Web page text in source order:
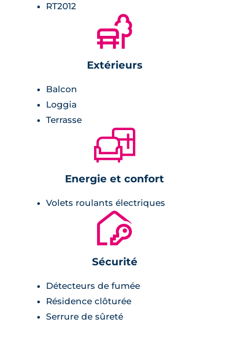
L'ensemble des immeubles du programme
immobilier sont parfaitement clôturés et
sécurisés. Leur accès se fait par le biais d'un
système sécurisé qui se veut rassurant pour
les habitants.
RT2012
🌲
Extérieurs
Balcon
Loggia
Terrasse
🛋
Energie et confort
Volets roulants électriques
🔐
Sécurité
Détecteurs de fumée
Résidence clôturée
Serrure de sûreté